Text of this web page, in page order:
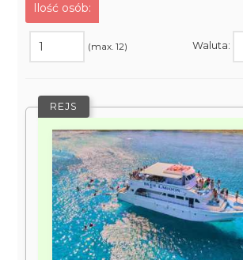
Ilość osób:
(max. 12) Waluta:
REJS